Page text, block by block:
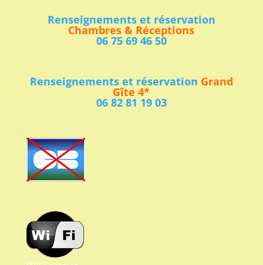
Renseignements et réservation
Chambres & Réceptions
06 75 69 46 50
Renseignements et réservation Grand
Gîte 4*
06 82 81 19 03